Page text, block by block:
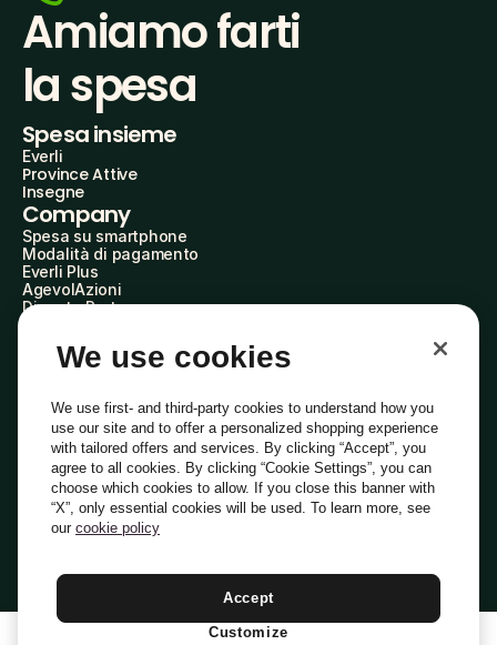
Amiamo farti
la spesa
Spesa insieme
Everli
Province Attive
Insegne
Company
Spesa su smartphone
Modalità di pagamento
Everli Plus
AgevolAzioni
Diventa Partner
Everli Shoppers
About Us
Everli News
Domande frequenti
Lavora con noi
Diventa Shopper
Investitori
PrivacyCookiePreferenze Cookie
Termini e CondizioniCodice Etico
Indirizzo PEC: everli@pec.it - indirizzo DPO: dpo@everli.com
Italiano
We use cookies
We use first- and third-party cookies to understand how you
use our site and to offer a personalized shopping experience
with tailored offers and services. By clicking “Accept”, you
agree to all cookies. By clicking “Cookie Settings”, you can
choose which cookies to allow. If you close this banner with
“X”, only essential cookies will be used. To learn more, see
our cookie policy
Accept
Customize